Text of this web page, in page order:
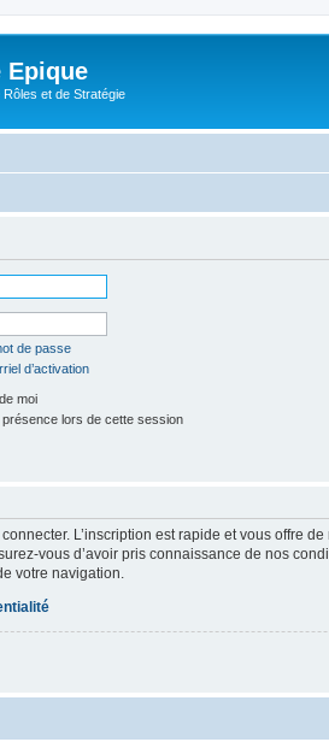
Epique
et de Stratégie
de passe
d’activation
moi
présence lors de cette session
L’inscription est rapide et vous offre
vous d’avoir pris connaissance de nos
votre navigation.